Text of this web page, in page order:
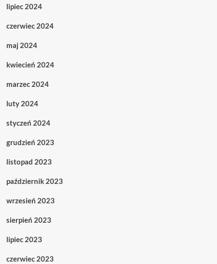
lipiec 2024
czerwiec 2024
maj 2024
kwiecień 2024
marzec 2024
luty 2024
styczeń 2024
grudzień 2023
listopad 2023
październik 2023
wrzesień 2023
sierpień 2023
lipiec 2023
czerwiec 2023